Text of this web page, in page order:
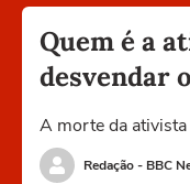
Quem é a
desvendar
A morte da
Redação - BBC